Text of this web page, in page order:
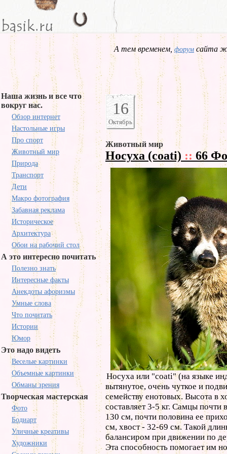
А тем временем,форум сайта
Наша жизнь и все что
вокруг нас.
Обзор интернет
Настольные игры
Про спорт
Животный мир
Природа
Транспорт
Дети
Макро фотография
Забавная реклама
Историческое
Архитектура
Обои на рабочий стол
А это интересно почитать
Полезно знать
Интересные факты
Анекдоты афоризмы
Умные слова
Что почитать
Истории
Юмор
Это надо видеть
Веселые картинки
Объемные картинки
Обманы зрения
Творческая мастерская
Фото
Бодиарт
Уличные креативы
Художники
16
Октябрь
Животный мир
Носуха (coati) :: 66
Носуха или "coati" (на языке
вытянутое, очень чуткое и
семейству енотовых. Высота в
составляет 3-5 кг. Самцы почти
130 см, почти половина ее
см, хвост - 32-69 см. Такой
балансиром при движении по
Эта способность помогает им